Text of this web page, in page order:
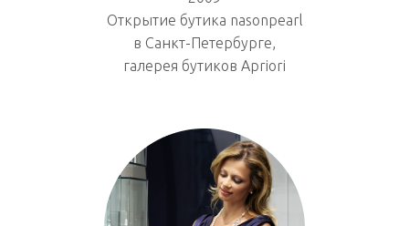
Открытие бутика nasonpearl
в Санкт-Петербурге,
галерея бутиков Apriori